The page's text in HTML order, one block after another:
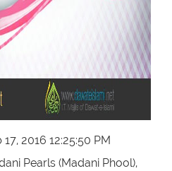
17, 2016 12:25:50 PM
Pearls (Madani Phool),